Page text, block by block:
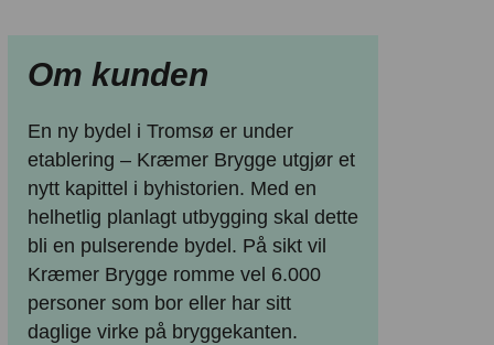
Om kunden
En ny bydel i Tromsø er under
etablering – Kræmer Brygge utgjør et
nytt kapittel i byhistorien. Med en
helhetlig planlagt utbygging skal dette
bli en pulserende bydel. På sikt vil
Kræmer Brygge romme vel 6.000
personer som bor eller har sitt
daglige virke på bryggekanten.